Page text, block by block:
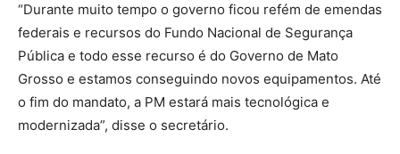
“Durante muito tempo o governo ficou refém de emendas
federais e recursos do Fundo Nacional de Segurança
Pública e todo esse recurso é do Governo de Mato
Grosso e estamos conseguindo novos equipamentos. Até
o fim do mandato, a PM estará mais tecnológica e
modernizada”, disse o secretário.